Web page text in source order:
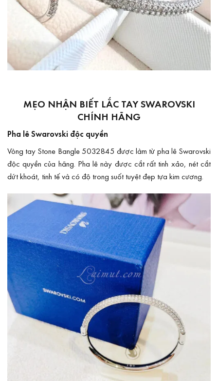
MẸO NHẬN BIẾT LẮC TAY SWAROVSKI
CHÍNH HÃNG
Pha lê Swarovski độc quyền
Vòng tay Stone Bangle 5032845 được làm từ pha lê Swarovski
độc quyền của hãng. Pha lê này được cắt rất tinh xảo, nét cắt
dứt khoát, tinh tế và có độ trong suốt tuyệt đẹp tựa kim cương.